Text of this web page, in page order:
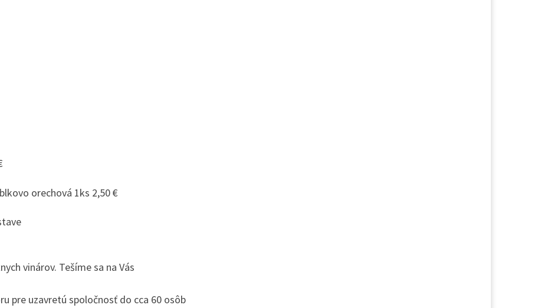
orechová 1ks 2,50 €
vinárov. Tešíme sa na Vás
pre uzavretú spoločnosť do cca 60 osôb